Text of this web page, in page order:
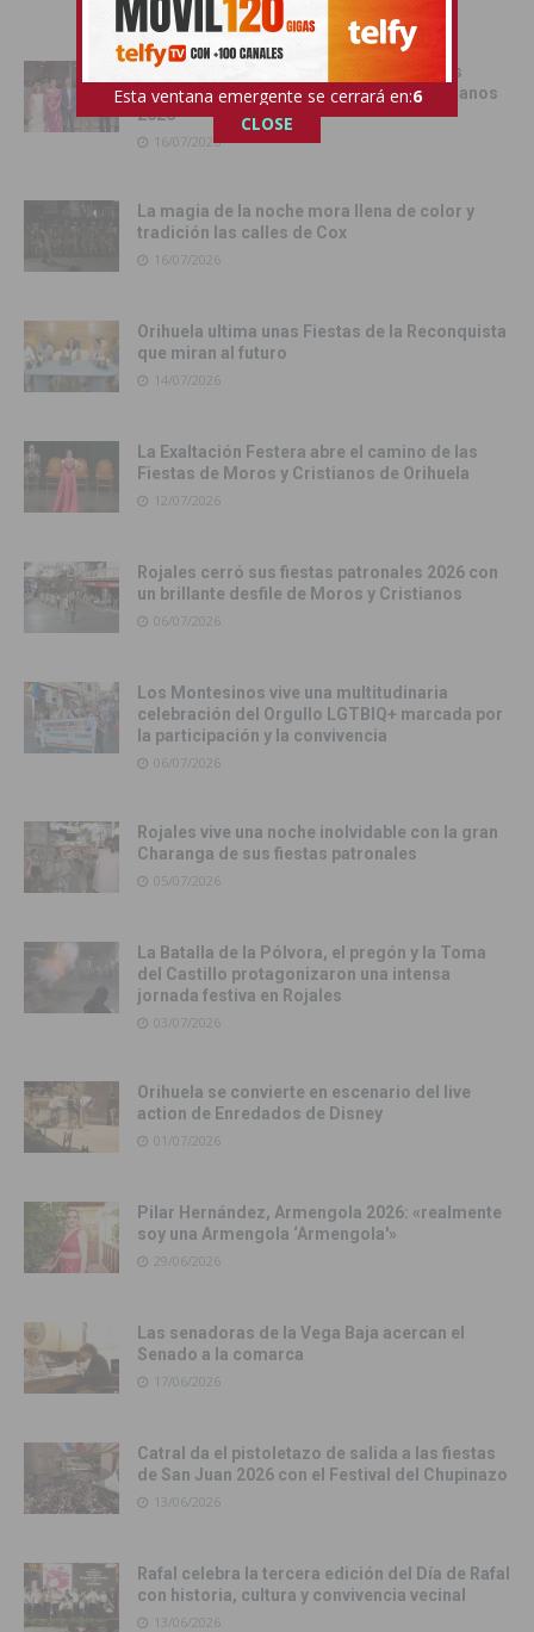
Orihuela recibe oficialmente a los cargos
festeros de las Fiestas de Moros y Cristianos
2026
16/07/2026
La magia de la noche mora llena de color y
tradición las calles de Cox
16/07/2026
Orihuela ultima unas Fiestas de la Reconquista
que miran al futuro
14/07/2026
La Exaltación Festera abre el camino de las
Fiestas de Moros y Cristianos de Orihuela
12/07/2026
Rojales cerró sus fiestas patronales 2026 con
un brillante desfile de Moros y Cristianos
06/07/2026
Los Montesinos vive una multitudinaria
celebración del Orgullo LGTBIQ+ marcada por
la participación y la convivencia
06/07/2026
Rojales vive una noche inolvidable con la gran
Charanga de sus fiestas patronales
05/07/2026
La Batalla de la Pólvora, el pregón y la Toma
del Castillo protagonizaron una intensa
jornada festiva en Rojales
03/07/2026
Orihuela se convierte en escenario del live
action de Enredados de Disney
01/07/2026
Pilar Hernández, Armengola 2026: «realmente
soy una Armengola ‘Armengola'»
29/06/2026
Las senadoras de la Vega Baja acercan el
Senado a la comarca
17/06/2026
Catral da el pistoletazo de salida a las fiestas
de San Juan 2026 con el Festival del Chupinazo
13/06/2026
Rafal celebra la tercera edición del Día de Rafal
con historia, cultura y convivencia vecinal
13/06/2026
Esta ventana emergente se cerrará en:4
CLOSE